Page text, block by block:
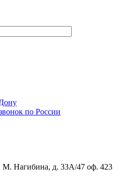
по России
М. Нагибина, д. 33А/47 оф. 423